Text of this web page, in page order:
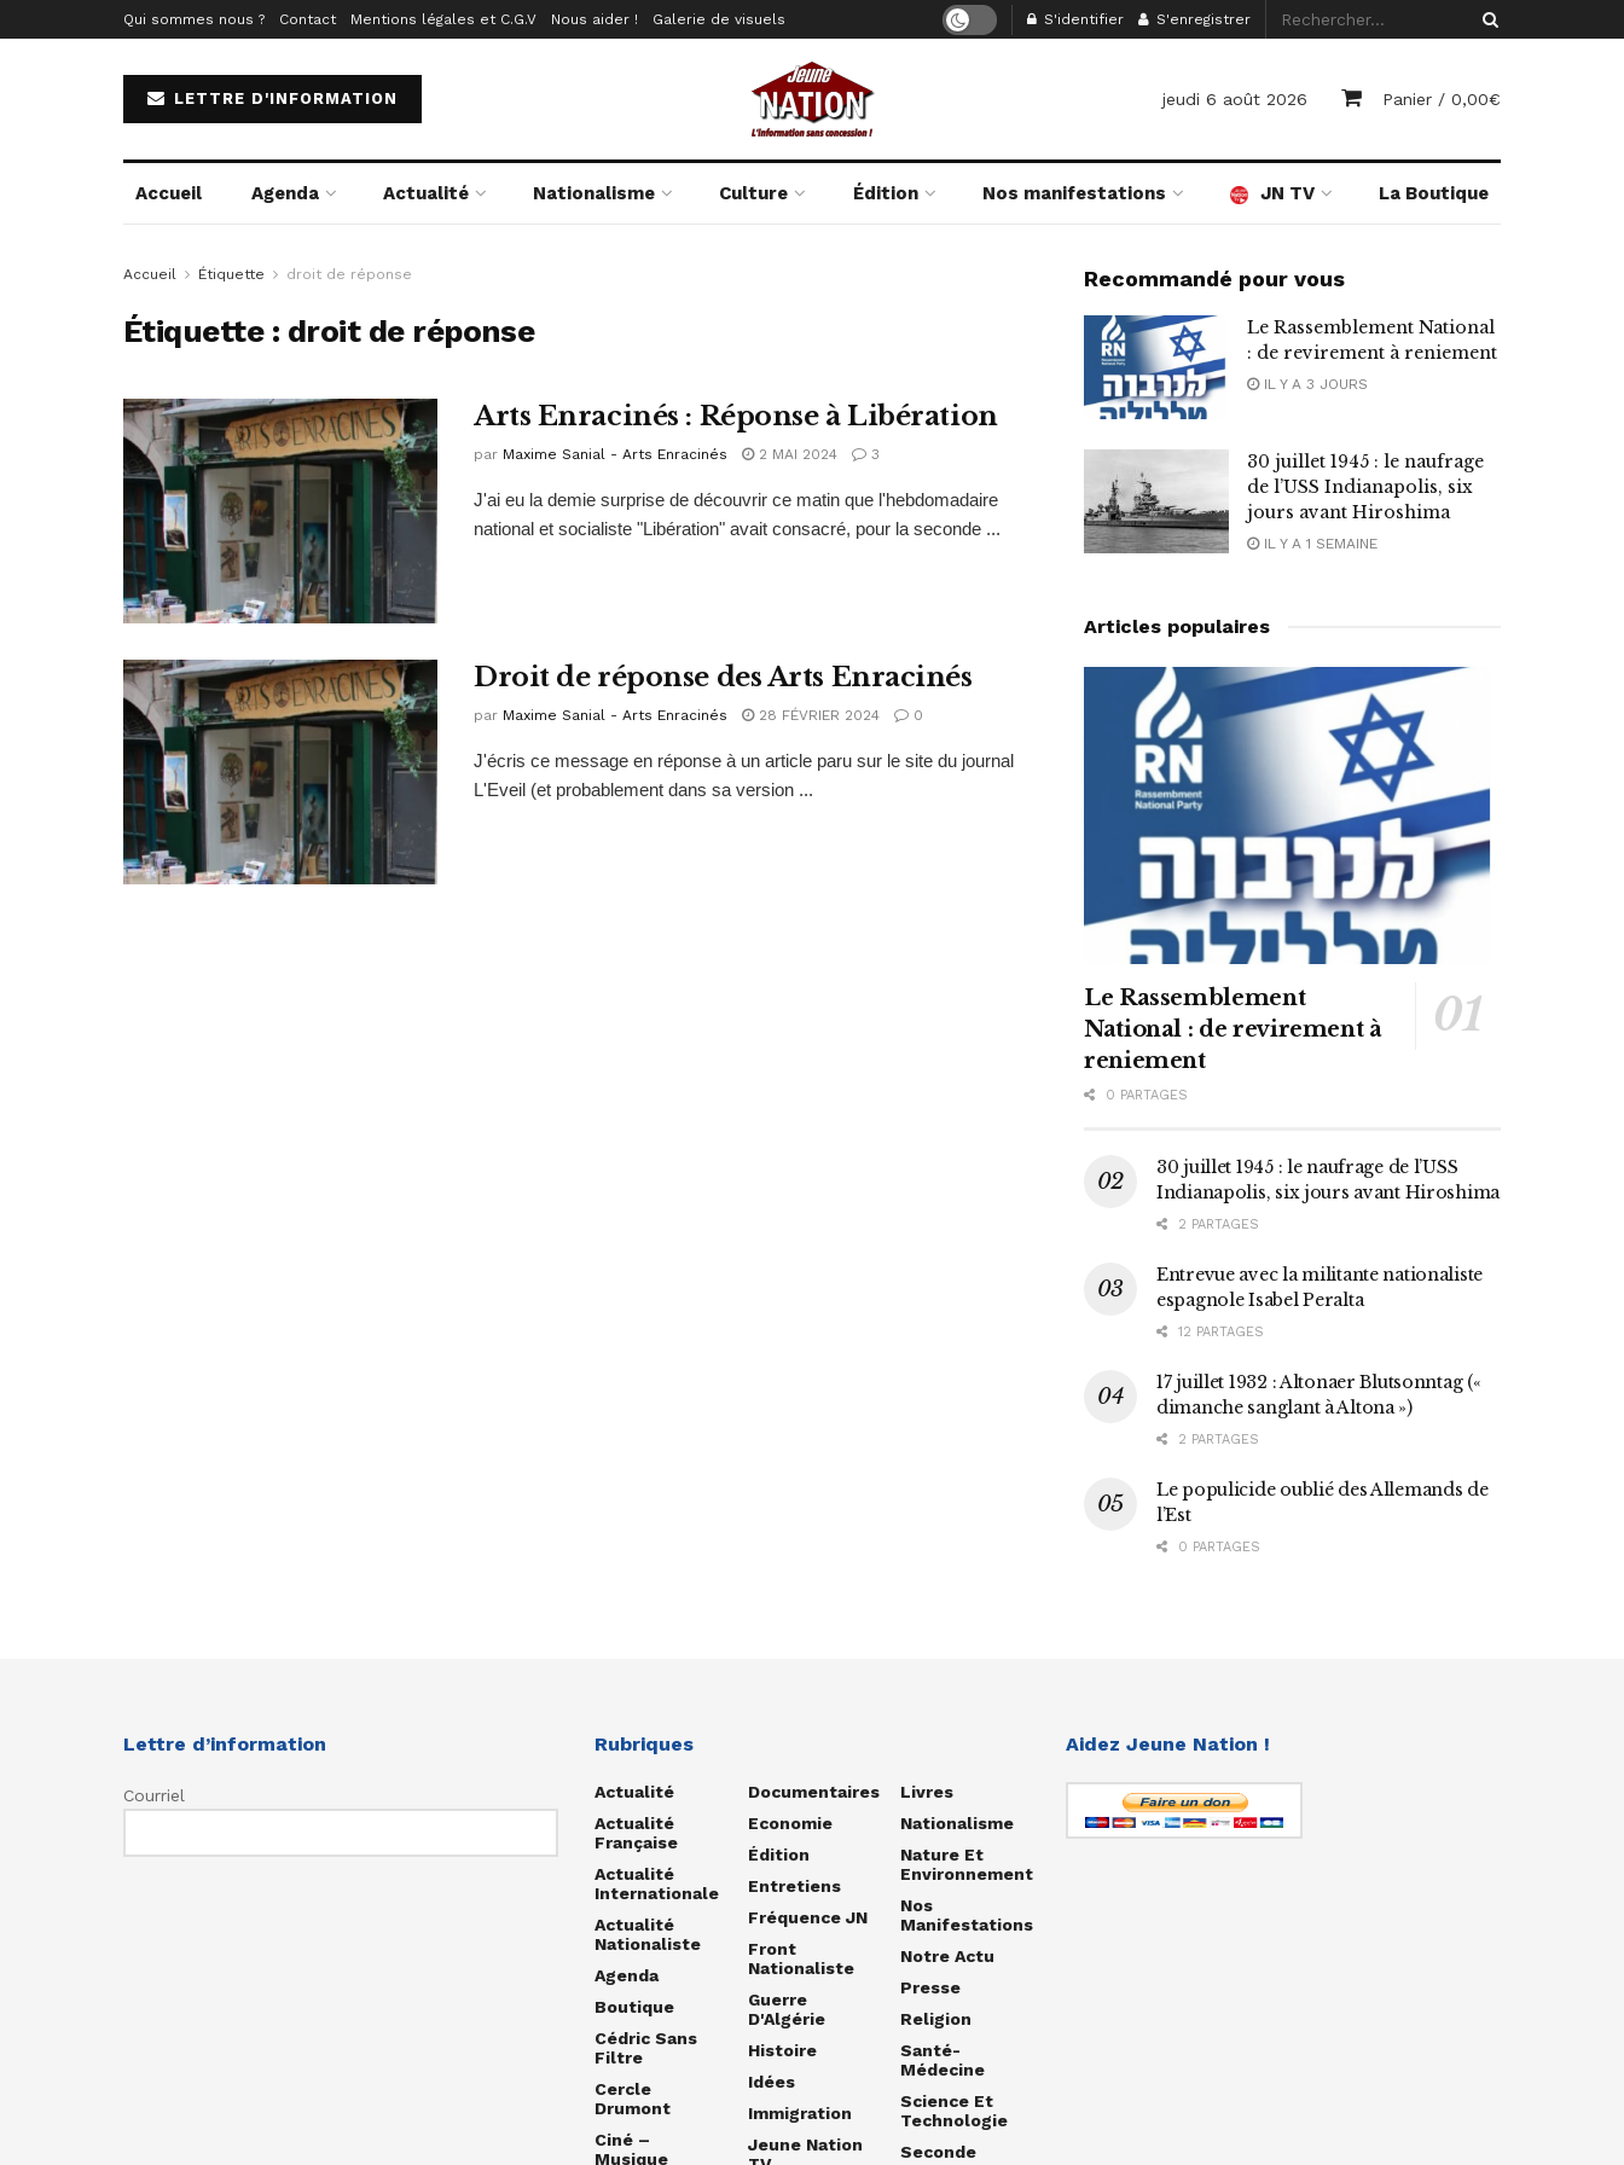
Qui sommes nous ? Contact Mentions légales et C.G.V Nous aider ! Galerie de visuels S'identifier S'enregistrer
LETTRE D'INFORMATION jeudi 6 août 2026 Panier / 0,00€
Accueil Agenda Actualité Nationalisme Culture Édition Nos manifestations JN TV La Boutique
Accueil Étiquette droit de réponse
Étiquette : droit de réponse
Arts Enracinés : Réponse à Libération
par Maxime Sanial - Arts Enracinés 2 MAI 2024 3
J'ai eu la demie surprise de découvrir ce matin que l'hebdomadaire
national et socialiste "Libération" avait consacré, pour la seconde ...
Droit de réponse des Arts Enracinés
par Maxime Sanial - Arts Enracinés 28 FÉVRIER 2024 0
J'écris ce message en réponse à un article paru sur le site du journal
L'Eveil (et probablement dans sa version ...
Recommandé pour vous
Le Rassemblement National
: de revirement à reniement
IL Y A 3 JOURS
30 juillet 1945 : le naufrage
de l’USS Indianapolis, six
jours avant Hiroshima
IL Y A 1 SEMAINE
Articles populaires
Le Rassemblement
National : de revirement à
reniement
0 PARTAGES
30 juillet 1945 : le naufrage de l’USS
Indianapolis, six jours avant Hiroshima
2 PARTAGES
Entrevue avec la militante nationaliste
espagnole Isabel Peralta
12 PARTAGES
17 juillet 1932 : Altonaer Blutsonntag («
dimanche sanglant à Altona »)
2 PARTAGES
Le populicide oublié des Allemands de
l’Est
0 PARTAGES
Lettre d’information
Courriel
Rubriques
Actualité
Actualité
Française
Actualité
Internationale
Actualité
Nationaliste
Agenda
Boutique
Cédric Sans
Filtre
Cercle
Drumont
Ciné –
Musique
Documentaires
Economie
Édition
Entretiens
Fréquence JN
Front
Nationaliste
Guerre
D'Algérie
Histoire
Idées
Immigration
Jeune Nation
Livres
Nationalisme
Nature Et
Environnement
Nos
Manifestations
Notre Actu
Presse
Religion
Santé-
Médecine
Science Et
Technologie
Seconde
Aidez Jeune Nation !